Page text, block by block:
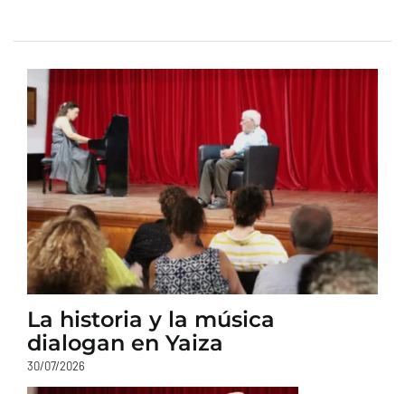
La historia y la música
dialogan en Yaiza
30/07/2026